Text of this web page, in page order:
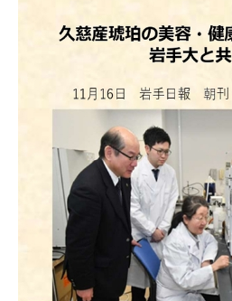
日本流通産業新聞 12月5日
この度の受賞は、当社のビジネスモデルと将来性が高
今回の受賞を励みに、さらに事業推進に
今後とも変わらぬご支援を賜りますよう